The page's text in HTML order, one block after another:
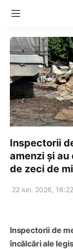
Inspectorii
amenzi și
de zeci de
22 iun. 2026, 16:22
Inspectorii de
încălcări ale